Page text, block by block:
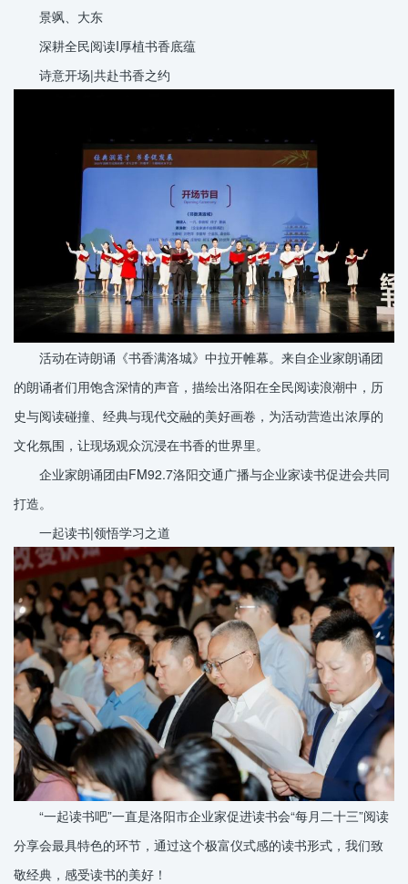
景飒、大东
深耕全民阅读I厚植书香底蕴
诗意开场|共赴书香之约
活动在诗朗诵《书香满洛城》中拉开帷幕。来自企业家朗诵团
的朗诵者们用饱含深情的声音，描绘出洛阳在全民阅读浪潮中，历
史与阅读碰撞、经典与现代交融的美好画卷，为活动营造出浓厚的
文化氛围，让现场观众沉浸在书香的世界里。
企业家朗诵团由FM92.7洛阳交通广播与企业家读书促进会共同
打造。
一起读书|领悟学习之道
“一起读书吧”一直是洛阳市企业家促进读书会“每月二十三”阅读
分享会最具特色的环节，通过这个极富仪式感的读书形式，我们致
敬经典，感受读书的美好！